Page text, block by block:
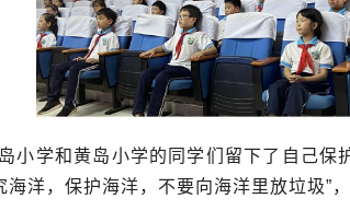
小学和黄岛小学的同学们留下了自己保
海洋，保护海洋，不要向海洋里放垃圾”